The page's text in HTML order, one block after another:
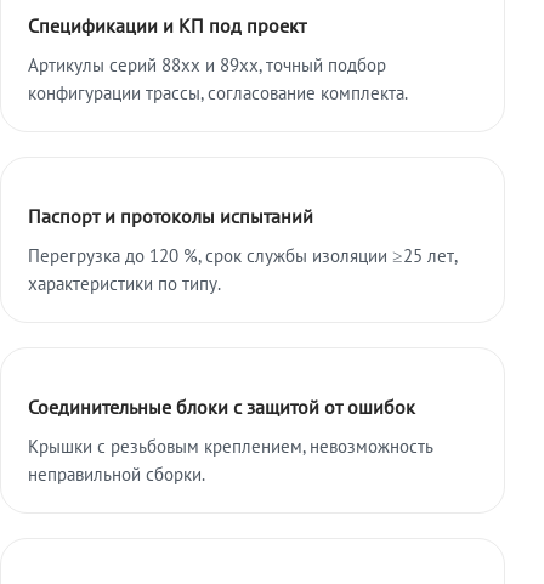
Спецификации и КП под проект
Артикулы серий 88xx и 89xx, точный подбор
конфигурации трассы, согласование комплекта.
Паспорт и протоколы испытаний
Перегрузка до 120 %, срок службы изоляции ≥25 лет,
характеристики по типу.
Соединительные блоки с защитой от ошибок
Крышки с резьбовым креплением, невозможность
неправильной сборки.